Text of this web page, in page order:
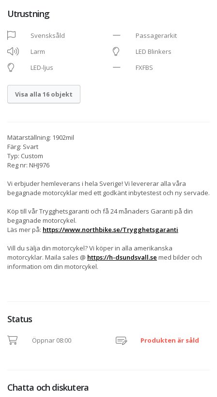
Utrustning
Svensksåld
Passagerarkit
Larm
LED Blinkers
LED-ljus
FXFBS
Visa alla 16 objekt
Mätarställning: 1902mil
Färg: Svart
Typ: Custom
Reg nr: NHJ976
Vi erbjuder hemleverans i hela Sverige! Vi levererar alla våra
begagnade motorcyklar med ett godkänt inbytestest och ny servade.
Köp till vår Trygghetsgaranti och få 24 månaders Garanti på din
begagnade motorcykel.
Läs mer på: https://www.northbike.se/Trygghetsgaranti
Vill du sälja din motorcykel? Vi köper in alla amerikanska
motorcyklar. Maila sales @ https://h-dsundsvall.se med bilder och
information om din motorcykel.
Status
Öppnar 08:00 Produkten är såld
Chatta och diskutera